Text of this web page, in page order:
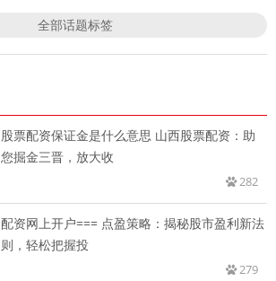
全部话题标签
股票配资保证金是什么意思 山西股票配资：助
您掘金三晋，放大收
282
配资网上开户=== 点盈策略：揭秘股市盈利新法
则，轻松把握投
279